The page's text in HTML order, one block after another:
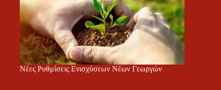
Νέες Ρυθμίσεις Ενισχύσεων Νέων Γεωργών